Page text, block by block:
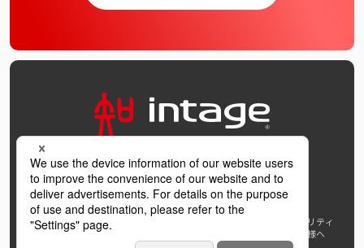
個人情報保護方針および個人情報の取扱いについて
ウェブアクセシビリティ
AI利活用指針著作権・サイトリンク
報道機関の皆様へ
学び支援プロジェクトインテージホールディングス